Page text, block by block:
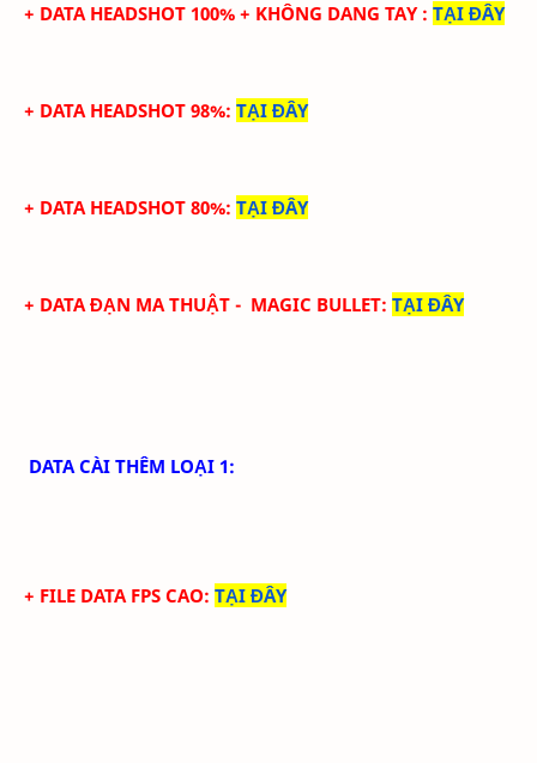
+ DATA HEADSHOT 100% + KHÔNG DANG TAY : TẠI ĐÂY
+ DATA HEADSHOT 98%: TẠI ĐÂY
+ DATA HEADSHOT 80%: TẠI ĐÂY
+ DATA ĐẠN MA THUẬT - MAGIC BULLET: TẠI ĐÂY
DATA CÀI THÊM LOẠI 1:
+ FILE DATA FPS CAO: TẠI ĐÂY